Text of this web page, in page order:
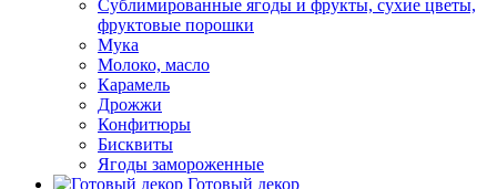
Сублимированные ягоды и фрукты, сухие цветы,
фруктовые порошки
Мука
Молоко, масло
Карамель
Дрожжи
Конфитюры
Бисквиты
Ягоды замороженные
Готовый декор